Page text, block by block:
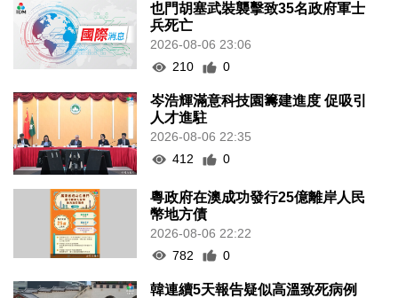
也門胡塞武裝襲擊致35名政府軍士
兵死亡
2026-08-06 23:06
210
0
岑浩輝滿意科技園籌建進度 促吸引
人才進駐
2026-08-06 22:35
412
0
粵政府在澳成功發行25億離岸人民
幣地方債
2026-08-06 22:22
782
0
韓連續5天報告疑似高溫致死病例